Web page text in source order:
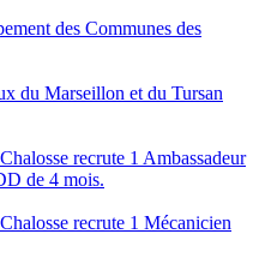
des Communes des
du Marseillon et du Tursan
recrute 1 Ambassadeur
de 4 mois.
recrute 1 Mécanicien